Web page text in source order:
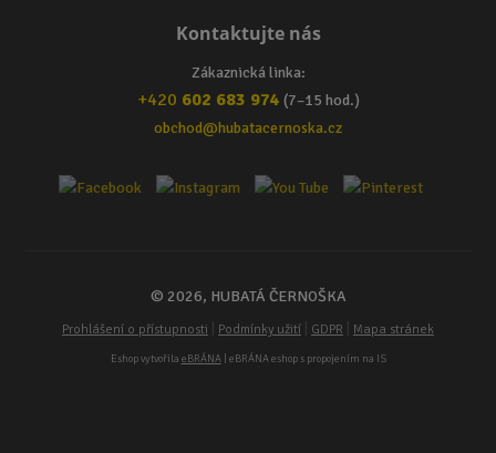
Kontaktujte nás
Zákaznická linka:
+420 602 683 974 (7–15 hod.)
obchod@hubatacernoska.cz
© 2026, HUBATÁ ČERNOŠKA
Prohlášení o přístupnosti Podmínky užití GDPR Mapa stránek
Eshop vytvořila eBRÁNA| eBRÁNA eshop s propojením na IS